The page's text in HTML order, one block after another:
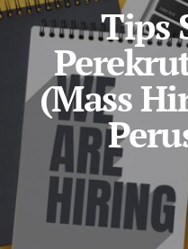
Tips
(Mass